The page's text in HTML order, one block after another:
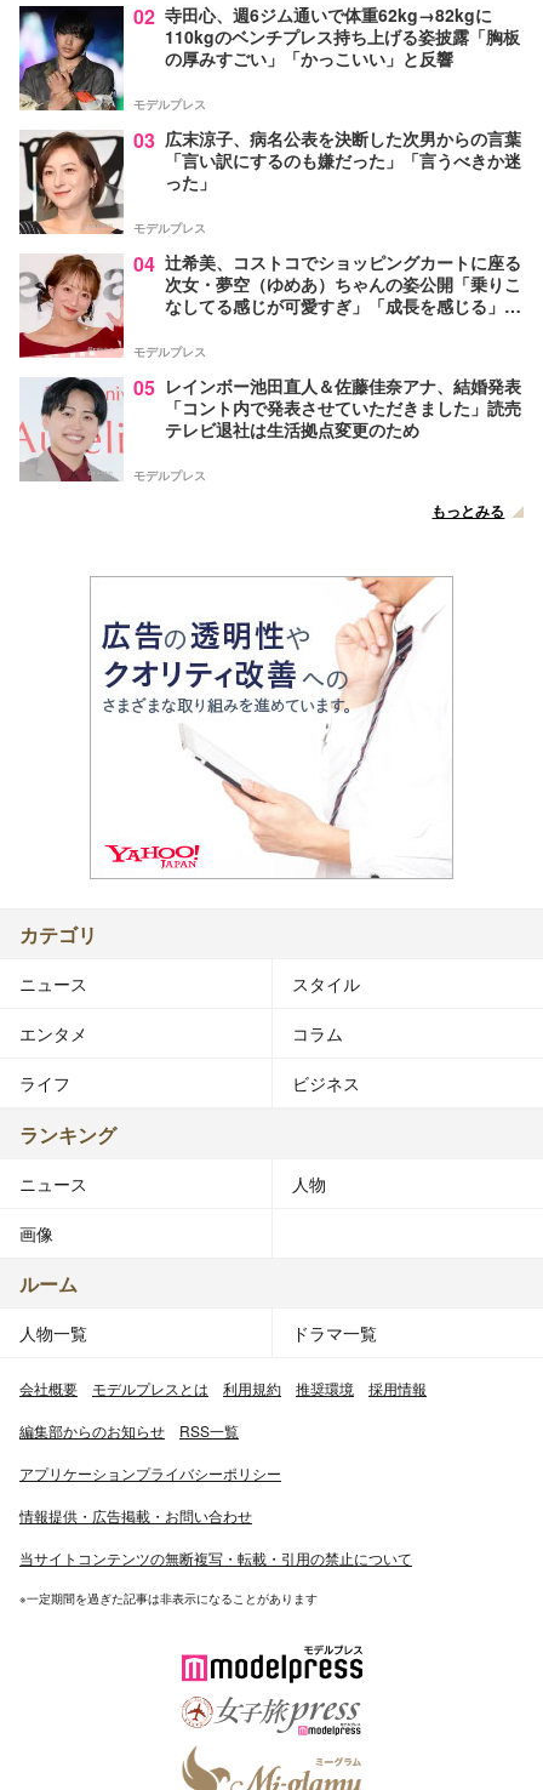
02 寺田心、週6ジム通いで体重62kg→82kgに
110kgのベンチプレス持ち上げる姿披露「胸板
の厚みすごい」「かっこいい」と反響
モデルプレス
03 広末涼子、病名公表を決断した次男からの言葉
「言い訳にするのも嫌だった」「言うべきか迷
った」
モデルプレス
04 辻希美、コストコでショッピングカートに座る
次女・夢空（ゆめあ）ちゃんの姿公開「乗りこ
なしてる感じが可愛すぎ」「成長を感じる」の
モデルプレス
05 レインボー池田直人＆佐藤佳奈アナ、結婚発表
「コント内で発表させていただきました」読売
テレビ退社は生活拠点変更のため
モデルプレス
もっとみる
カテゴリ
ニュース スタイル
エンタメ コラム
ライフ ビジネス
ランキング
ニュース 人物
画像
ルーム
人物一覧 ドラマ一覧
会社概要 モデルプレスとは 利用規約 推奨環境 採用情報
編集部からのお知らせ RSS一覧
アプリケーションプライバシーポリシー
情報提供・広告掲載・お問い合わせ
当サイトコンテンツの無断複写・転載・引用の禁止について
※一定期間を過ぎた記事は非表示になることがあります